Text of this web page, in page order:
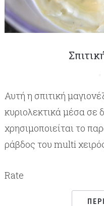
Αυτή η σπιτική
κυριολεκτικά μέσα
χρησιμοποιείται το
ράβδος του multi
Rate